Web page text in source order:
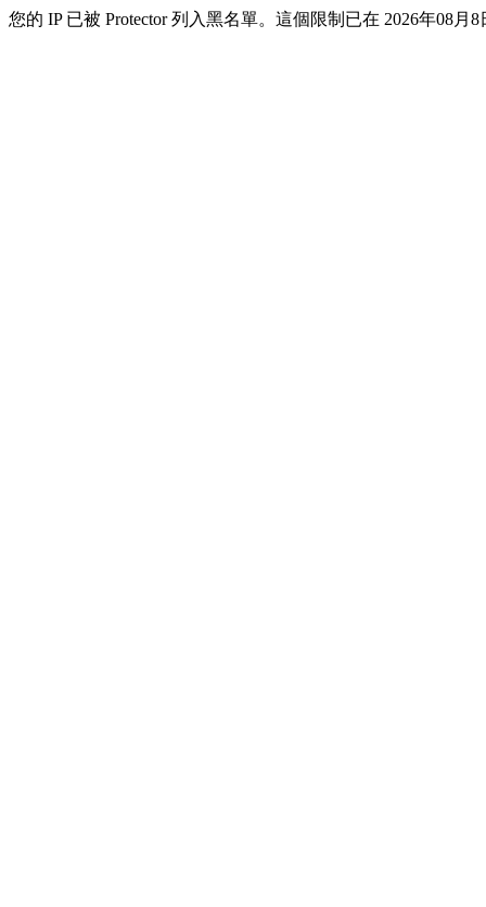
您的 IP 已被 Protector 列入黑名單。這個限制已在 2026年08月